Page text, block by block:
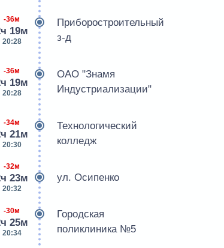
-36м
19м
20:28
Приборостроительный
з-д
-36м
19м
20:28
ОАО "Знамя
Индустриализации"
-34м
21м
20:30
Технологический
колледж
-32м
23м
20:32
ул. Осипенко
-30м
25м
20:34
Городская
поликлиника №5